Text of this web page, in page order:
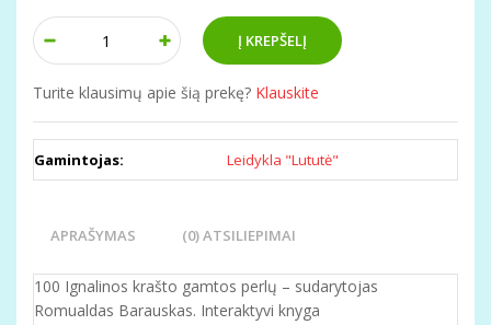
Turite klausimų apie šią prekę? Klauskite
Gamintojas: Leidykla "Lututė"
APRAŠYMAS (0) ATSILIEPIMAI
100 Ignalinos krašto gamtos perlų – sudarytojas
Romualdas Barauskas. Interaktyvi knyga